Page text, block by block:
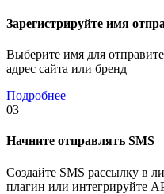
Зарегистрируйте имя
Выберите имя для
адрес сайта или бренд
Подробнее
03
Начните отправлять SMS
Создайте SMS рассылку в
плагин или интегрируйте